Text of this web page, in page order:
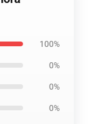
100%
0%
0%
0%